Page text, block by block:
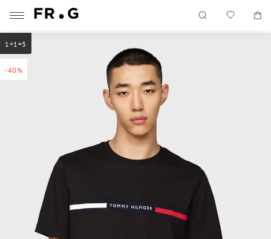
-40%
1+1=3